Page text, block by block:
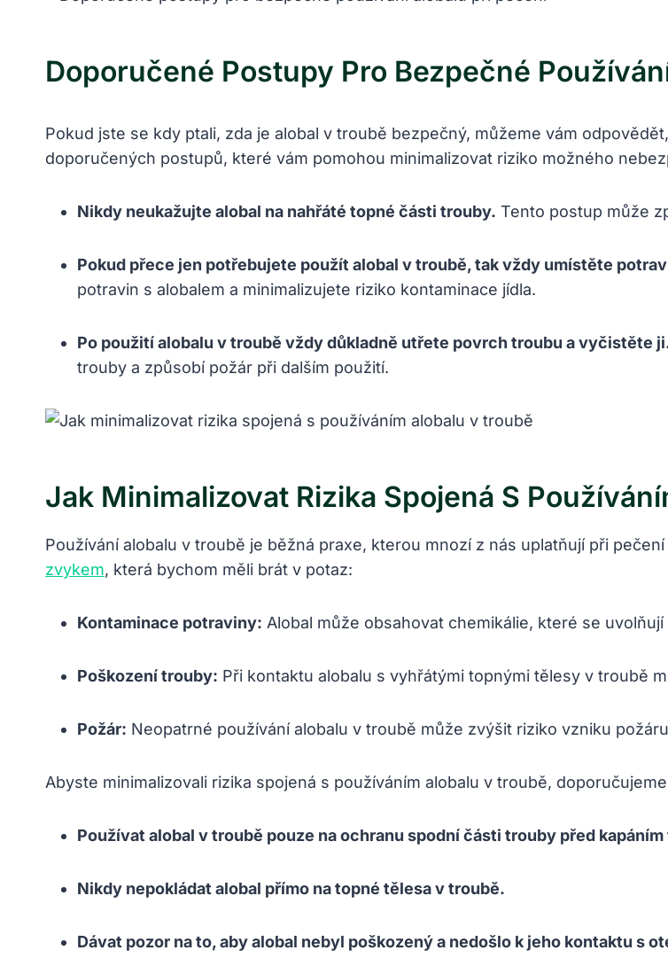
Doporučené Postupy Pro Bezpečné
Pokud jste se kdy ptali, zda je alobal v troubě bezpečný, můžeme vám
doporučených postupů, které vám pomohou minimalizovat riziko možného
Nikdy neukažujte alobal na nahřáté topné části trouby. Tento postup může
Pokud přece jen potřebujete použít alobal v troubě, tak vždy umístěte
potravin s alobalem a minimalizujete riziko kontaminace jídla.
Po použití alobalu v troubě vždy důkladně utřete povrch troubu a vyčistěte
trouby a způsobí požár při dalším použití.
Jak Minimalizovat Rizika Spojená S
Používání alobalu v troubě je běžná praxe, kterou mnozí z nás uplatňují při
zvykem, která bychom měli brát v potaz:
Kontaminace potraviny: Alobal může obsahovat chemikálie, které se
Poškození trouby: Při kontaktu alobalu s vyhřátými topnými tělesy v troubě
Požár: Neopatrné používání alobalu v troubě může zvýšit riziko vzniku
Abyste minimalizovali rizika spojená s používáním alobalu v troubě,
Používat alobal v troubě pouze na ochranu spodní části trouby před
Nikdy nepokládat alobal přímo na topné tělesa v troubě.
Dávat pozor na to, aby alobal nebyl poškozený a nedošlo k jeho kontaktu s